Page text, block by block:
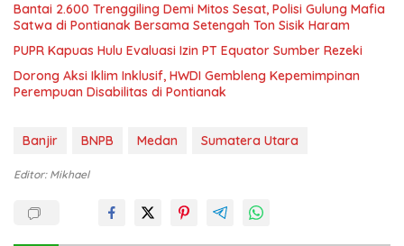
Bantai 2.600 Trenggiling Demi Mitos Sesat, Polisi Gulung Mafia
Satwa di Pontianak Bersama Setengah Ton Sisik Haram
PUPR Kapuas Hulu Evaluasi Izin PT Equator Sumber Rezeki
Dorong Aksi Iklim Inklusif, HWDI Gembleng Kepemimpinan
Perempuan Disabilitas di Pontianak
Banjir BNPB Medan Sumatera Utara
Editor: Mikhael